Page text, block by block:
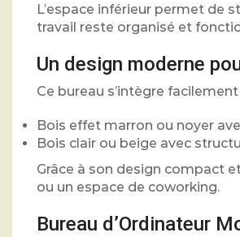
L’espace inférieur permet de
travail reste organisé et
Un design moderne
Ce bureau s’intègre
Bois effet marron ou noyer
Bois clair ou beige avec
Grâce à son design compact
ou un espace de coworking.
Bureau d’Ordinateur